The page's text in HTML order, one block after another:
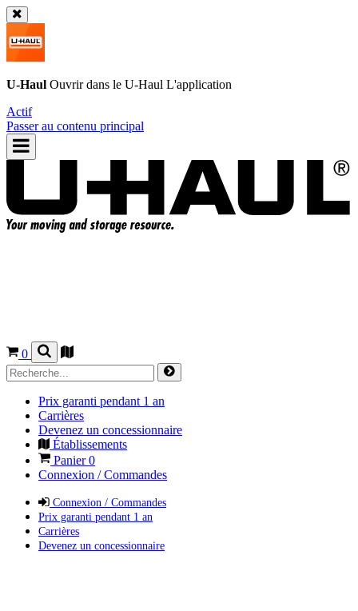
U-Haul Ouvrir dans le U-Haul L'application
Actif
Passer au contenu principal
0
Prix garanti pendant 1 an
Carrières
Devenez un concessionnaire
Établissements
Panier0
Connexion / Commandes
Connexion / Commandes
Prix garanti pendant 1 an
Carrières
Devenez un concessionnaire